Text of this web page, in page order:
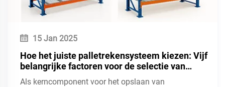
15 Jan 2025
Hoe het juiste palletrekensysteem kiezen: Vijf
belangrijke factoren voor de selectie van
magazijnrekken
Als kerncomponent voor het opslaan van